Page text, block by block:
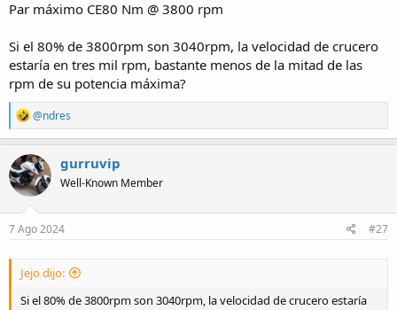
Par máximo CE80 Nm @ 3800 rpm
Si el 80% de 3800rpm son 3040rpm, la velocidad de crucero
estaría en tres mil rpm, bastante menos de la mitad de las
rpm de su potencia máxima?
R
e
a
c
t
i
o
n
s
@ndres
gurruvip
Well-Known Member
7 Ago 2024 #27
Jejo dijo:
Si el 80% de 3800rpm son 3040rpm, la velocidad de crucero estaría